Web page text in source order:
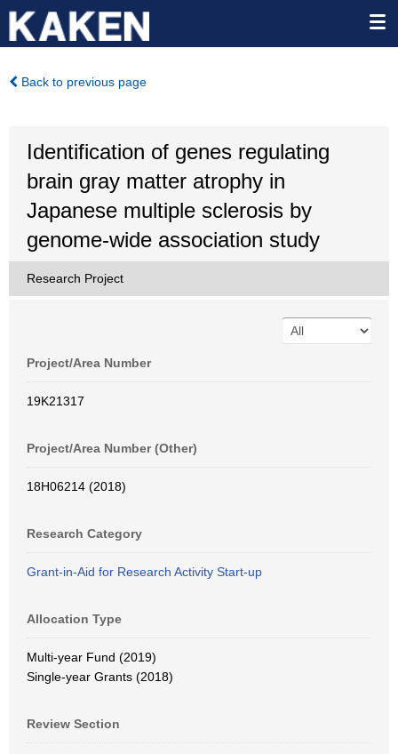
Back to previous page
Identification of genes regulating
brain gray matter atrophy in
Japanese multiple sclerosis by
genome-wide association study
Research Project
Project/Area Number
19K21317
Project/Area Number (Other)
18H06214 (2018)
Research Category
Grant-in-Aid for Research Activity Start-up
Allocation Type
Multi-year Fund (2019)
Single-year Grants (2018)
Review Section